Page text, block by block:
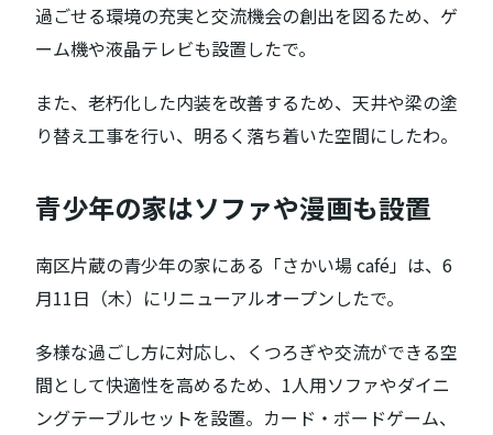
過ごせる環境の充実と交流機会の創出を図るため、ゲ
ーム機や液晶テレビも設置したで。
また、老朽化した内装を改善するため、天井や梁の塗
り替え工事を行い、明るく落ち着いた空間にしたわ。
青少年の家はソファや漫画も設置
南区片蔵の青少年の家にある「さかい場 café」は、6
月11日（木）にリニューアルオープンしたで。
多様な過ごし方に対応し、くつろぎや交流ができる空
間として快適性を高めるため、1人用ソファやダイニ
ングテーブルセットを設置。カード・ボードゲーム、